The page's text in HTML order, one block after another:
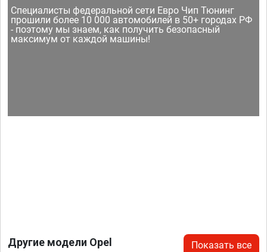
Специалисты федеральной сети Евро Чип Тюнинг
прошили более 10 000 автомобилей в 50+ городах РФ
- поэтому мы знаем, как получить безопасный
максимум от каждой машины!
Другие модели Opel Показать все